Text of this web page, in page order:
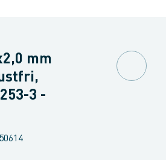
mm
3 -